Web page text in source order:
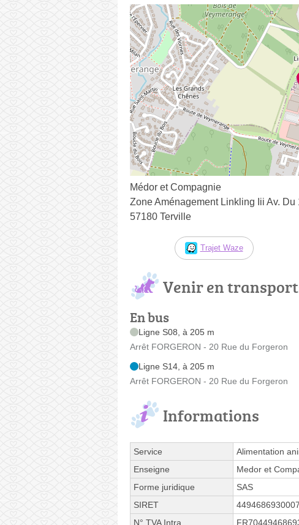
Médor et Compagnie
Zone Aménagement Linkling Iii Av. Du
57180 Terville
Trajet Waze
Venir en
En bus
Ligne S08, à 205 m
Arrêt FORGERON - 20 Rue du Forgeron
Ligne S14, à 205 m
Arrêt FORGERON - 20 Rue du Forgeron
Informations
Service
Alimentation
Enseigne
Medor et
Forme juridique
SAS
SIRET
N° TVA Intra.